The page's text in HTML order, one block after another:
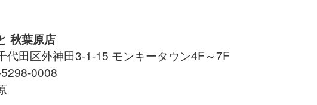
秋葉原店
代田区外神田3-1-15 モンキータウン4F～7F
0008